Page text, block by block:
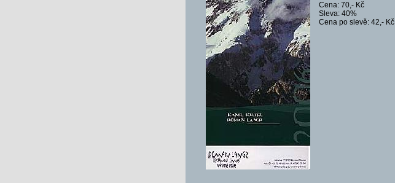
Cena: 70,- Kč
Sleva: 40%
Cena po slevě: 42,- Kč